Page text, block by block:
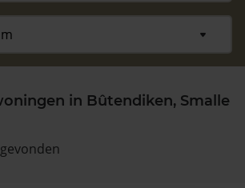
in Bûtendiken, Smalle